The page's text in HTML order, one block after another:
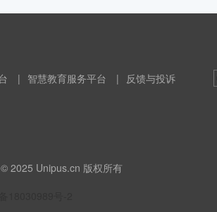
| 智慧教育服务平台 | 反馈与投诉
2025 Unipus.cn 版权所有